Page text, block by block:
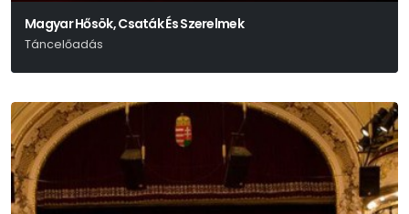
Magyar Hősök, Csaták És Szerelmek
Táncelőadás